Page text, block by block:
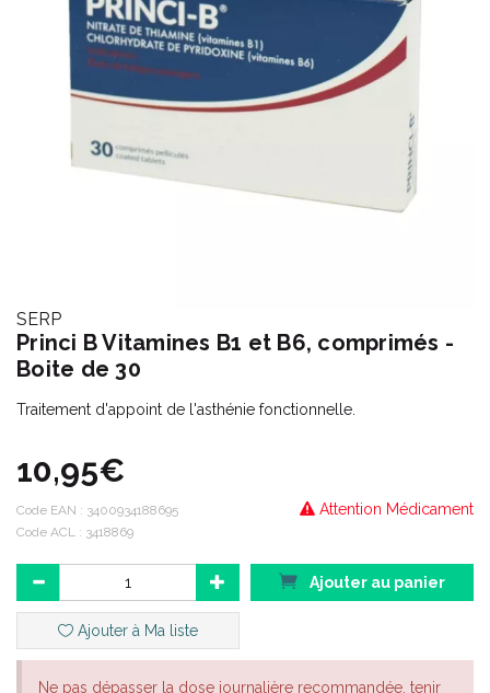
SERP
Princi B Vitamines B1 et B6, comprimés -
Boite de 30
Traitement d'appoint de l'asthénie fonctionnelle.
10,95€
Attention Médicament
Code EAN : 3400934188695
Code ACL : 3418869
Ajouter au panier
Ajouter à Ma liste
Ne pas dépasser la dose journalière recommandée, tenir